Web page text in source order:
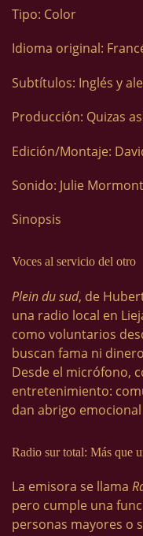
Tipo: Color
Idioma original:
Subtítulos: Inglés y
Producción: Quizas
Edición/Montaje:
Sonido: Julie
Sinopsis
Voces al servicio del otro
Plein du sud, de
una radio local en
como voluntarios
buscan fama ni
Desde el micrófono,
entretenimiento:
dan abrigo
Radio sur total: Más que
La emisora se llama
pero cumple una
personas mayores o